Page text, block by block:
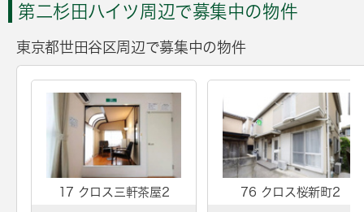
第二杉田ハイツ周辺で募集中の物件
東京都世田谷区周辺で募集中の物件
17 クロス三軒茶屋2 76 クロス桜新町2